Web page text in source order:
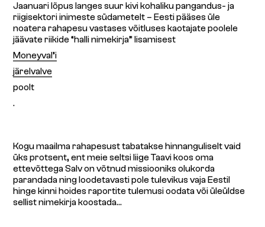
Jaanuari lõpus langes suur kivi kohaliku pangandus- ja
riigisektori inimeste südametelt – Eesti pääses üle
noatera rahapesu vastases võitluses kaotajate poolele
jäävate riikide “halli nimekirja” lisamisest
Moneyval’i
järelvalve
poolt
.
Kogu maailma rahapesust tabatakse hinnanguliselt vaid
üks protsent, ent meie seltsi liige Taavi koos oma
ettevõttega Salv on võtnud missiooniks olukorda
parandada ning loodetavasti pole tulevikus vaja Eestil
hinge kinni hoides raportite tulemusi oodata või üleüldse
sellist nimekirja koostada…